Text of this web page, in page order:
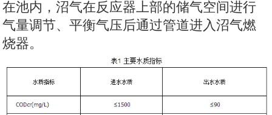
在池内，沼气在反应器上部的储气空间进行
气量调节、平衡气压后通过管道进入沼气燃
烧器。